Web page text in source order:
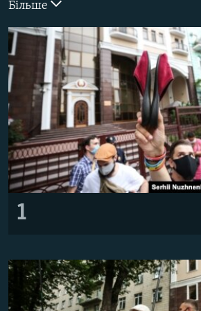
СВІДЧЕННЯ ОКУПАЦІЇ
УКРАЇНСЬКА ПРОБЛЕМА КРИМУ
ІНФОГРАФІКА
Русский
Qırımtatar
ДОЛУЧАЙСЯ!
Усі сайти RFE/RL
Більше
1